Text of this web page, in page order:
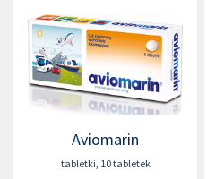
Aviomarin
tabletki 10 tabletek